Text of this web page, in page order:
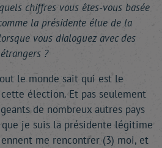
chiffres vous êtes-vous basée
la présidente élue de la
vous dialoguez avec des
?
le monde sait qui est le
élection. Et pas seulement
de nombreux autres pays
que je suis la présidente légitime
me rencontrer (3) moi, et